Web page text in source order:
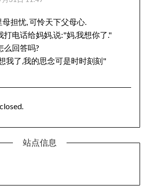
母担忧, 可怜天下父母心.
打电话给妈妈,说:"妈,我想你了."
么回答吗?
我了,我的思念可是时时刻刻"
站点信息